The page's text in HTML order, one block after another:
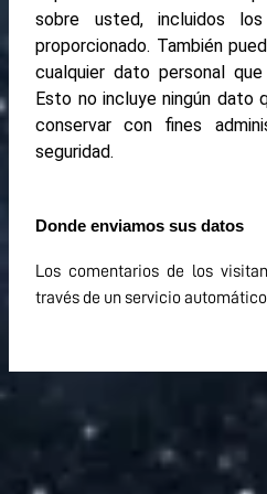
sobre usted, incluidos
proporcionado. También
cualquier dato personal
Esto no incluye ningún dato
conservar con fines
seguridad.
Donde enviamos sus datos
Los comentarios de los
través de un servicio